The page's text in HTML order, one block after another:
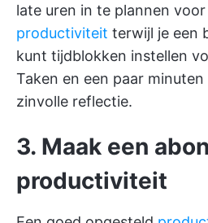
late uren in te plannen voor
productiviteit terwijl je een
kunt tijdblokken instellen
Taken en een paar
zinvolle reflectie.
3. Maak een
productiviteit